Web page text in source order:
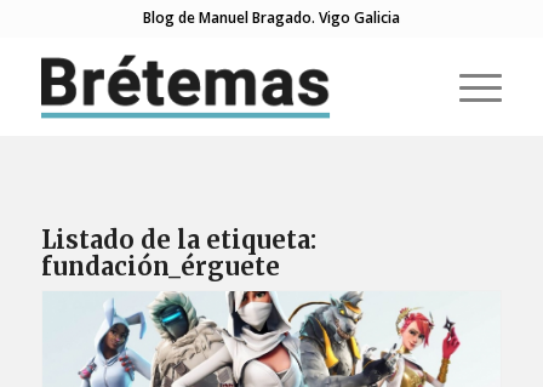
Blog de Manuel Bragado. Vigo Galicia
Listado de la etiqueta:
fundación_érguete